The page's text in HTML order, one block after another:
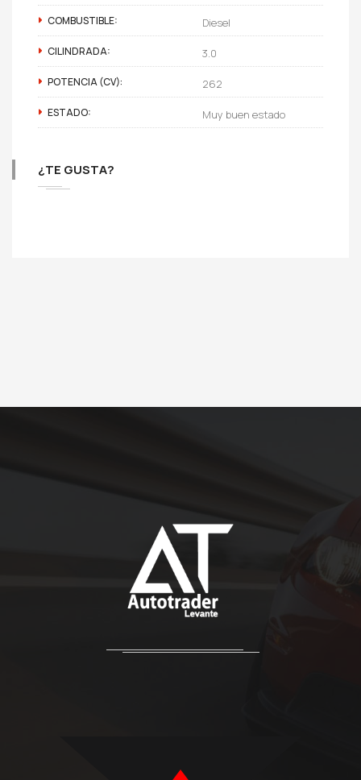
COMBUSTIBLE: Diesel
CILINDRADA: 3.0
POTENCIA (CV): 262
ESTADO: Muy buen estado
¿TE GUSTA?